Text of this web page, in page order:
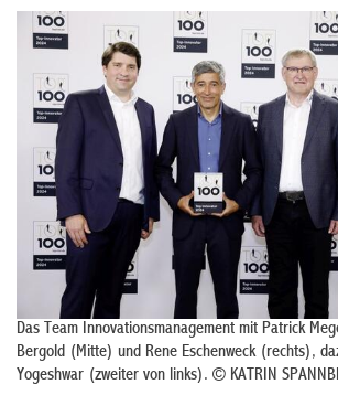
Das Team Innovationsmanagement mit Patrick
Bergold (Mitte) und Rene Eschenweck (rechts),
Yogeshwar (zweiter von links). © KATRIN